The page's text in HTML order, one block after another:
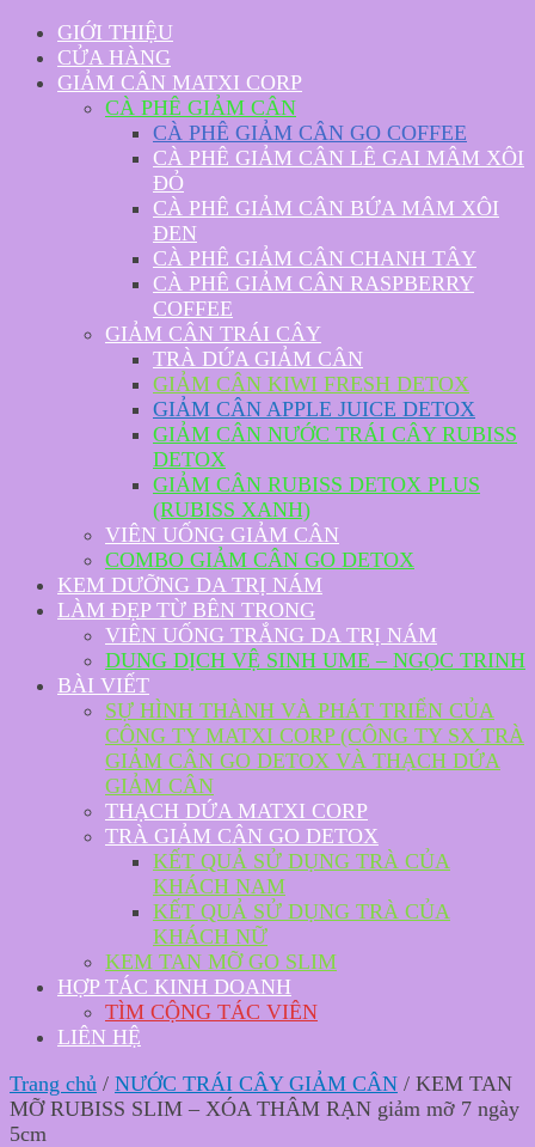
GIỚI THIỆU
CỬA HÀNG
GIẢM CÂN MATXI CORP
CÀ PHÊ GIẢM CÂN
CÀ PHÊ GIẢM CÂN GO COFFEE
CÀ PHÊ GIẢM CÂN LÊ GAI MÂM XÔI
ĐỎ
CÀ PHÊ GIẢM CÂN BỨA MÂM XÔI
ĐEN
CÀ PHÊ GIẢM CÂN CHANH TÂY
CÀ PHÊ GIẢM CÂN RASPBERRY
COFFEE
GIẢM CÂN TRÁI CÂY
TRÀ DỨA GIẢM CÂN
GIẢM CÂN KIWI FRESH DETOX
GIẢM CÂN APPLE JUICE DETOX
GIẢM CÂN NƯỚC TRÁI CÂY RUBISS
DETOX
GIẢM CÂN RUBISS DETOX PLUS
(RUBISS XANH)
VIÊN UỐNG GIẢM CÂN
COMBO GIẢM CÂN GO DETOX
KEM DƯỠNG DA TRỊ NÁM
LÀM ĐẸP TỪ BÊN TRONG
VIÊN UỐNG TRẮNG DA TRỊ NÁM
DUNG DỊCH VỆ SINH UME – NGỌC TRINH
BÀI VIẾT
SỰ HÌNH THÀNH VÀ PHÁT TRIỂN CỦA
CÔNG TY MATXI CORP (CÔNG TY SX TRÀ
GIẢM CÂN GO DETOX VÀ THẠCH DỨA
GIẢM CÂN
THẠCH DỨA MATXI CORP
TRÀ GIẢM CÂN GO DETOX
KẾT QUẢ SỬ DỤNG TRÀ CỦA
KHÁCH NAM
KẾT QUẢ SỬ DỤNG TRÀ CỦA
KHÁCH NỮ
KEM TAN MỠ GO SLIM
HỢP TÁC KINH DOANH
TÌM CỘNG TÁC VIÊN
LIÊN HỆ
Trang chủ / NƯỚC TRÁI CÂY GIẢM CÂN / KEM TAN
MỠ RUBISS SLIM – XÓA THÂM RẠN giảm mỡ 7 ngày
5cm